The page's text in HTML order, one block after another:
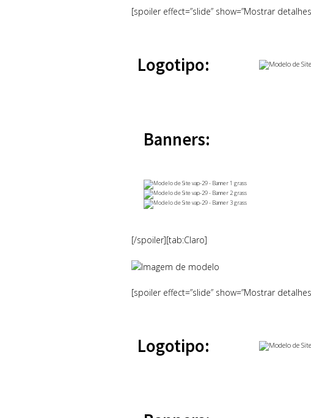
[spoiler effect=”slide” show=”Mostrar
Logotipo:
Banners:
[/spoiler][tab:Claro]
[spoiler effect=”slide” show=”Mostrar
Logotipo: